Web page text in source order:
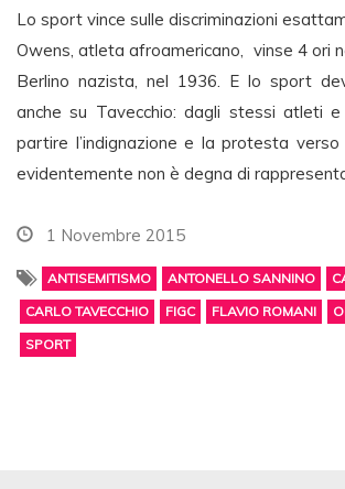
Lo sport vince sulle discriminazioni
Owens, atleta afroamericano, vinse 4 ori
Berlino nazista, nel 1936. E lo sport
anche su Tavecchio: dagli stessi atleti
partire l’indignazione e la protesta verso
evidentemente non è degna di
1 Novembre 2015
ANTISEMITISMO ANTONELLO SANNINO
CARLO TAVECCHIO
FIGC FLAVIO ROMANI
SPORT